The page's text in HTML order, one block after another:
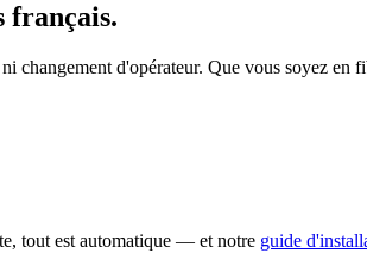
français.
d'opérateur. Que vous soyez
tout est automatique — et notre guide